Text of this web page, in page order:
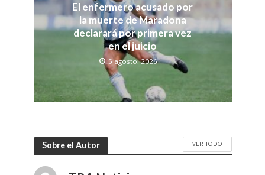
El enfermero acusado por
la muerte de Maradona
declarará por primera vez
en el juicio
5 agosto, 2026
Sobre el Autor VER TODO